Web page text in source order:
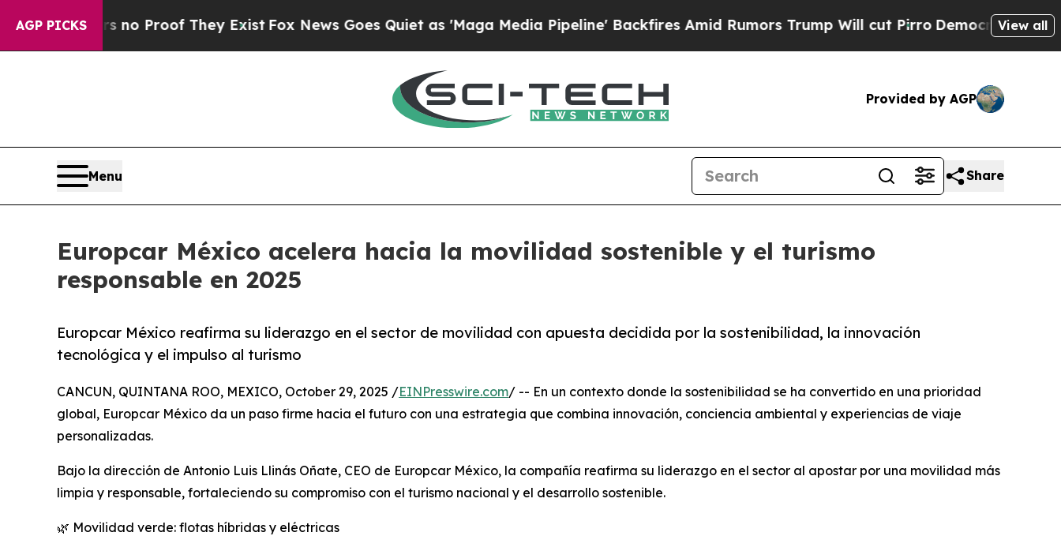
AGP PICKS
Offers no Proof They ExistFox News Goes Quiet as 'Maga Media Pipeline' Backfires Amid Rumors Trump Will cut PirroDemocratic Socialists
View all
Provided by AGP
Menu Share
Europcar México acelera hacia la movilidad sostenible y el turismo
responsable en 2025
Europcar México reafirma su liderazgo en el sector de movilidad con apuesta decidida por la sostenibilidad, la innovación
tecnológica y el impulso al turismo
CANCUN, QUINTANA ROO, MEXICO, October 29, 2025 /EINPresswire.com/ -- En un contexto donde la sostenibilidad se ha convertido en una prioridad
global, Europcar México da un paso firme hacia el futuro con una estrategia que combina innovación, conciencia ambiental y experiencias de viaje
personalizadas.
Bajo la dirección de Antonio Luis Llinás Oñate, CEO de Europcar México, la compañía reafirma su liderazgo en el sector al apostar por una movilidad más
limpia y responsable, fortaleciendo su compromiso con el turismo nacional y el desarrollo sostenible.
🌿 Movilidad verde: flotas híbridas y eléctricas